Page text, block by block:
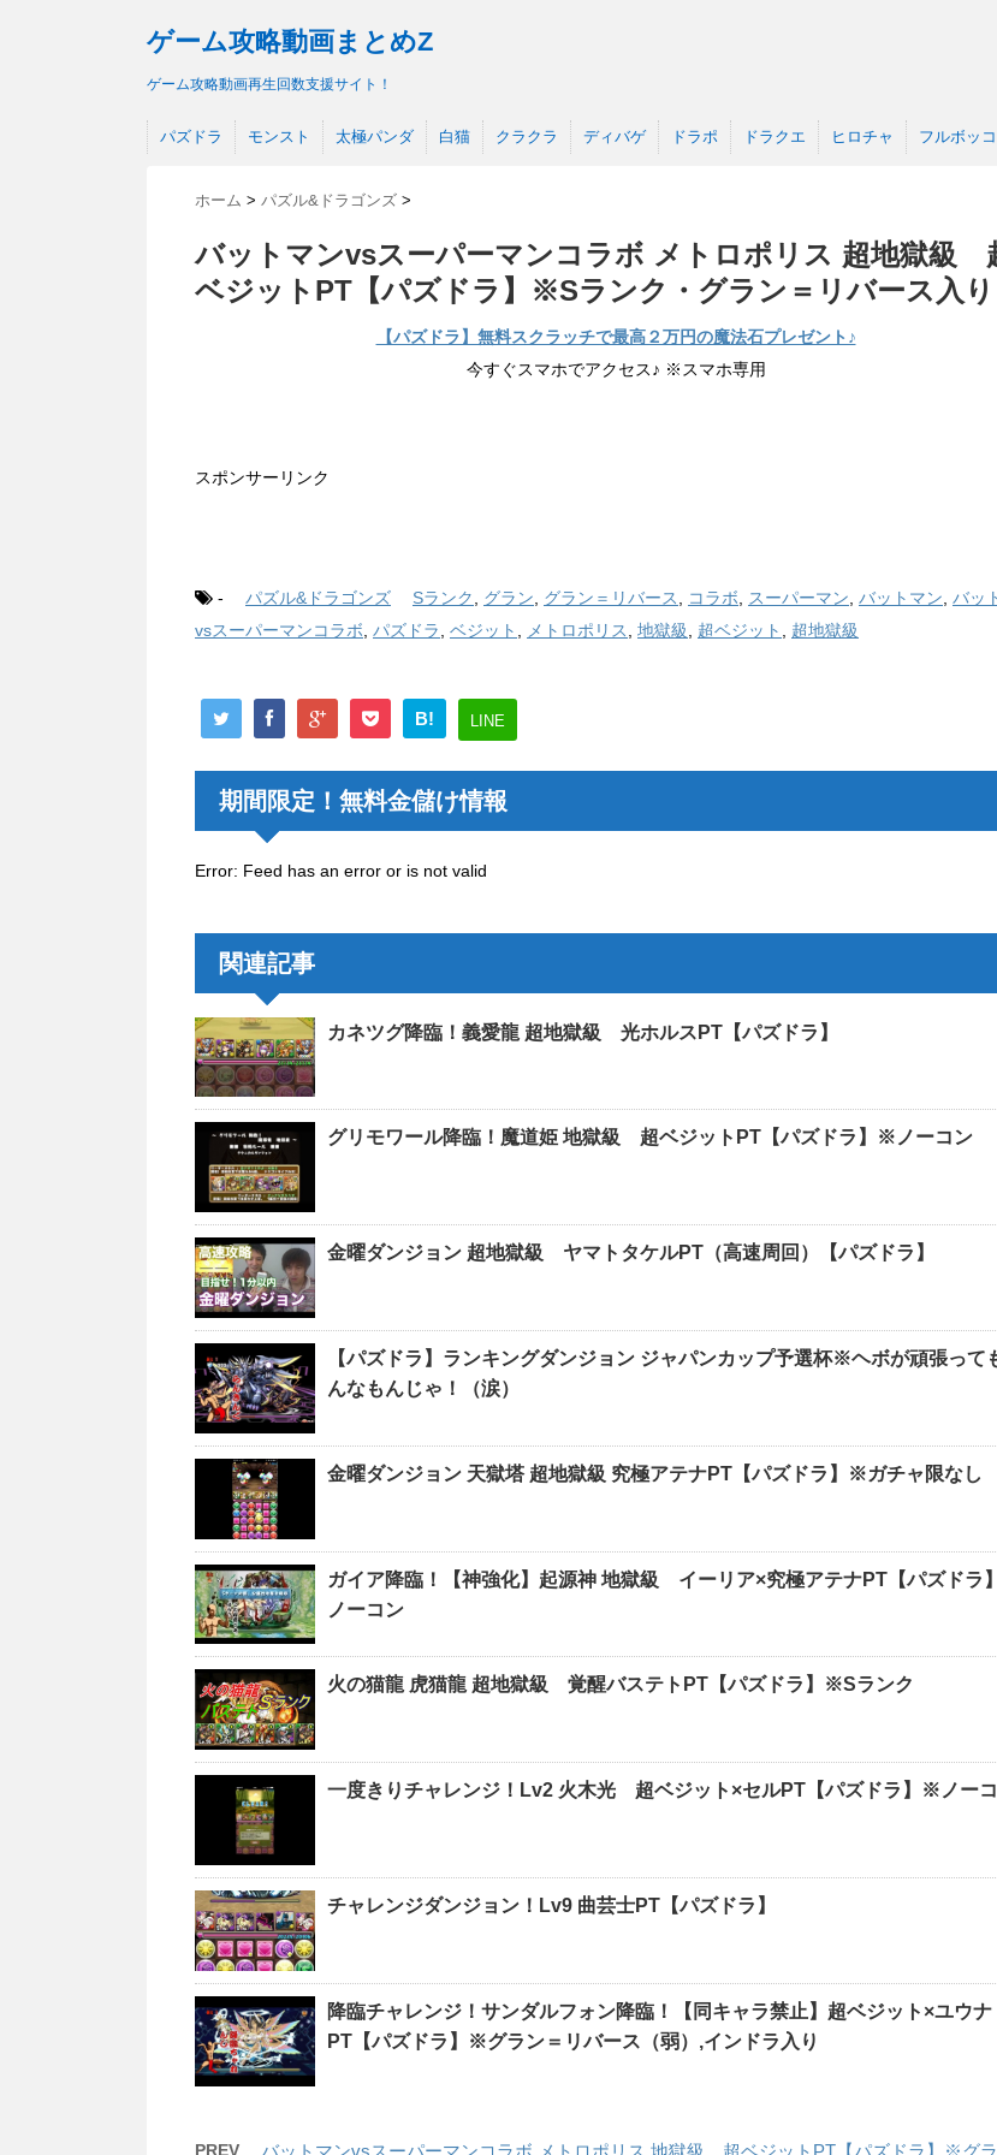
ゲーム攻略動画まとめZ
ゲーム攻略動画再生回数支援サイト！
パズドラ モンスト 太極パンダ 白猫 クラクラ ディバゲ ドラポ ドラクエ ヒロチャ フルボッコ
ホーム > パズル&ドラゴンズ >
バットマンvsスーパーマンコラボ メトロポリス 超地獄級
ベジットPT【パズドラ】※Sランク・グラン＝リバース入り
【パズドラ】無料スクラッチで最高２万円の魔法石プレゼント♪
今すぐスマホでアクセス♪ ※スマホ専用
スポンサーリンク
- パズル&ドラゴンズ Sランク グラン グラン＝リバース コラボ スーパーマン バットマン バッ
vsスーパーマンコラボ パズドラ ベジット メトロポリス 地獄級 超ベジット 超地獄級
B! LINE
期間限定！無料金儲け情報
Error: Feed has an error or is not valid
関連記事
カネツグ降臨！義愛龍 超地獄級 光ホルスPT【パズドラ】
グリモワール降臨！魔道姫 地獄級 超ベジットPT【パズドラ】※ノーコン
金曜ダンジョン 超地獄級 ヤマトタケルPT（高速周回）【パズドラ】
【パズドラ】ランキングダンジョン ジャパンカップ予選杯※ヘボが頑張って
んなもんじゃ！（涙）
金曜ダンジョン 天獄塔 超地獄級 究極アテナPT【パズドラ】※ガチャ限なし
ガイア降臨！【神強化】起源神 地獄級 イーリア×究極アテナPT【パズドラ
ノーコン
火の猫龍 虎猫龍 超地獄級 覚醒バステトPT【パズドラ】※Sランク
一度きりチャレンジ！Lv2 火木光 超ベジット×セルPT【パズドラ】※ノー
チャレンジダンジョン！Lv9 曲芸士PT【パズドラ】
降臨チャレンジ！サンダルフォン降臨！【同キャラ禁止】超ベジット×ユウナ
PT【パズドラ】※グラン＝リバース（弱）,インドラ入り
PREV バットマンvsスーパーマンコラボ メトロポリス 地獄級 超ベジットPT【パズドラ】※グ